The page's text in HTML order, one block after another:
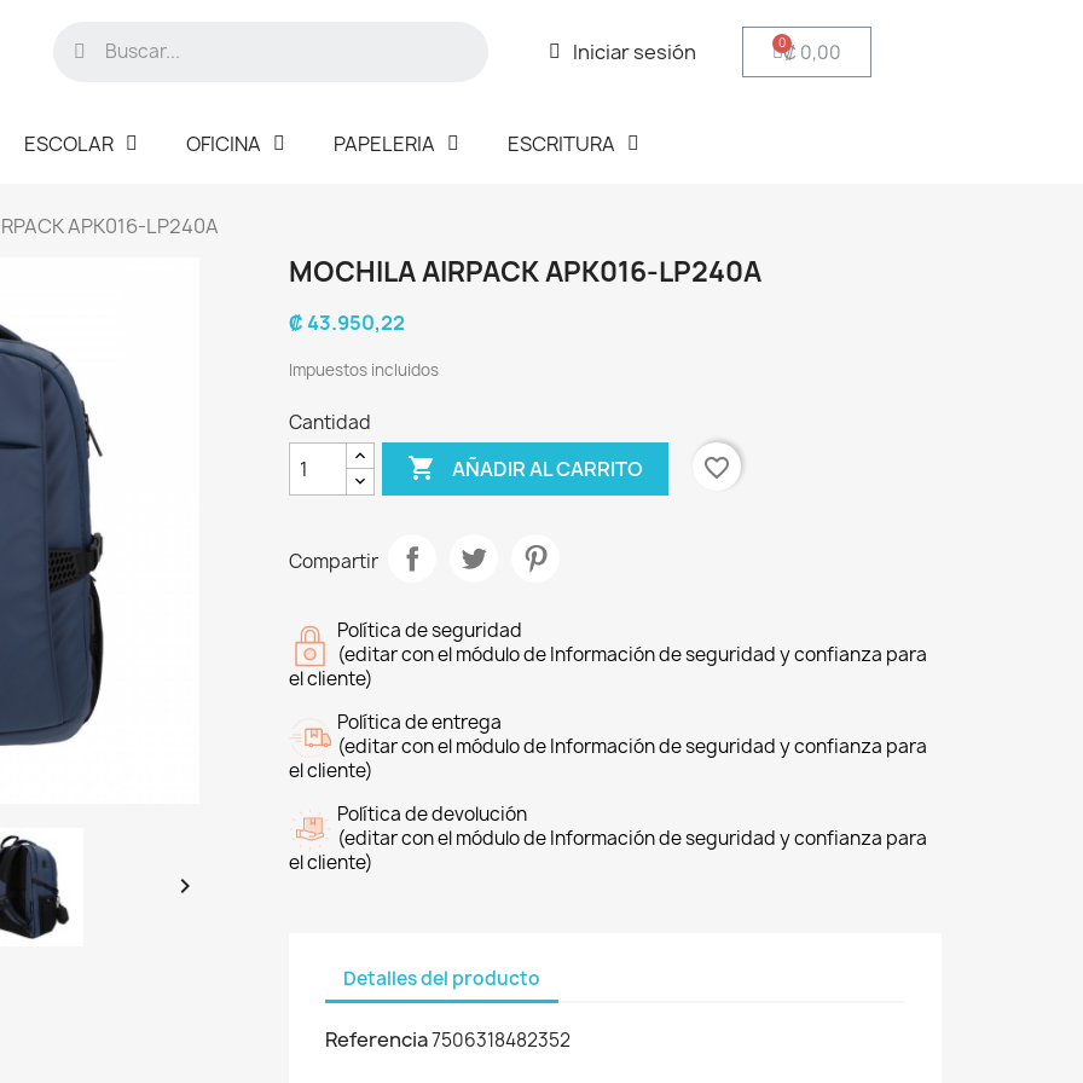
Iniciar sesión ₡ 0,00
ESCOLAR OFICINA PAPELERIA ESCRITURA
APK016-LP240A

MOCHILA AIRPACK APK016-LP240A
₡ 43.950,22
Impuestos incluidos
Cantidad
 AÑADIR AL CARRITO favorite_border
Compartir
Política de seguridad
(editar con el módulo de Información de seguridad y confianza para
el cliente)
Política de entrega
(editar con el módulo de Información de seguridad y confianza para
el cliente)
Política de devolución
(editar con el módulo de Información de seguridad y confianza para
el cliente)
Detalles del producto
Referencia7506318482352